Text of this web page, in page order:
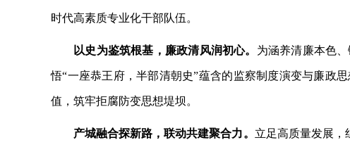
时代高素质专业化干部队伍。
以史为鉴筑根基，廉政清风润初心。 为涵养清廉本色
悟“一座恭王府，半部清朝史”蕴含的监察制度演变与廉政
值，筑牢拒腐防变思想堤坝。
产城融合探新路，联动共建聚合力。 立足高质量发展，